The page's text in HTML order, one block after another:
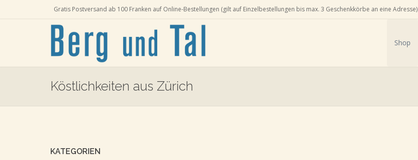
Gratis Postversand ab 100 Franken auf Online-Bestellungen (gilt auf Einzelbestellungen bis max. 3 Geschenkkörbe an eine Adresse)
Shop
Köstlichkeiten aus Zürich
KATEGORIEN